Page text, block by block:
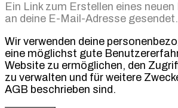
Ein Link zum Erstellen eines
an deine E-Mail-Adresse gesendet.
Wir verwenden deine
eine möglichst gute
Website zu ermöglichen, den
zu verwalten und für weitere
AGB beschrieben sind.